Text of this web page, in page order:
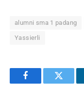
alumni sma 1 padang
Yassierli
FacebookTwitter